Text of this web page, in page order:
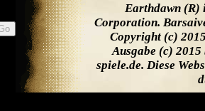
Earthdawn (R)
Corporation.
Copyright (c)
Ausgabe (c) 2015
spiele.de. Diese